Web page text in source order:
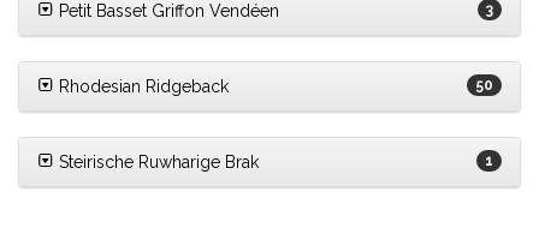
Petit Basset Griffon Vendéen 3
Rhodesian Ridgeback 50
Steirische Ruwharige Brak 1